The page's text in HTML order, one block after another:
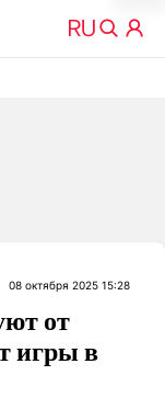
08 октября 2025 15:28
от
игры в